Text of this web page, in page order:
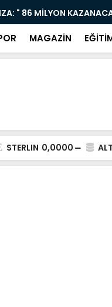
" 86 MİLYON
MAGAZİN
STERLIN 0,0000